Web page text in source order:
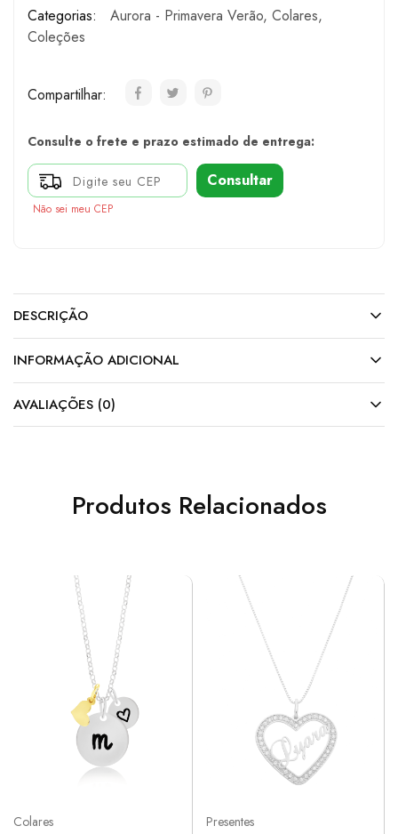
Categorias:
Aurora - Primavera Verão, Colares,
Coleções
Compartilhar:
Consulte o frete e prazo estimado de entrega:
Consultar
Não sei meu CEP
DESCRIÇÃO
INFORMAÇÃO ADICIONAL
AVALIAÇÕES (0)
Produtos Relacionados
Colares Presentes